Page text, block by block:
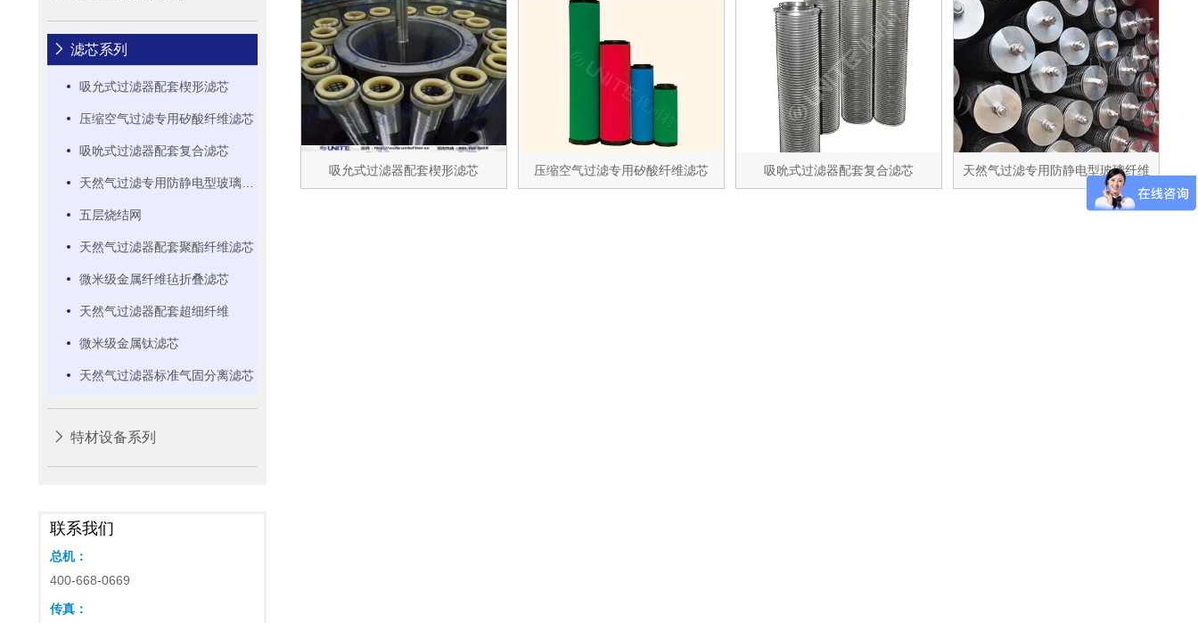
滤芯系列
吸允式过滤器配套楔形滤芯
压缩空气过滤专用矽酸纤维滤芯
吸吮式过滤器配套复合滤芯
天然气过滤专用防静电型玻璃纤维滤芯
五层烧结网
天然气过滤器配套聚酯纤维滤芯
微米级金属纤维毡折叠滤芯
天然气过滤器配套超细纤维
微米级金属钛滤芯
天然气过滤器标准气固分离滤芯
特材设备系列
联系我们
总机：
400-668-0669
传真：
吸允式过滤器配套楔形滤芯 压缩空气过滤专用矽酸纤维滤芯 吸吮式过滤器配套复合滤芯
天然气过滤专用防静电型玻璃纤维
滤芯